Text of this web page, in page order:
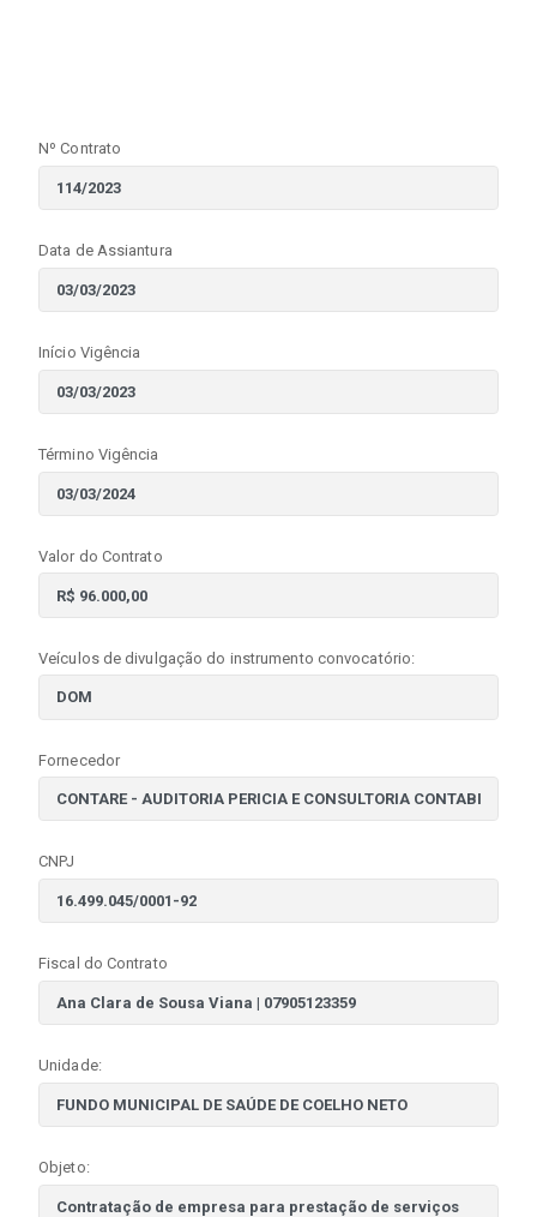
Nº Contrato
Data de Assiantura
Início Vigência
Término Vigência
Valor do Contrato
Veículos de divulgação do instrumento convocatório:
Fornecedor
CNPJ
Fiscal do Contrato
Unidade:
Objeto: